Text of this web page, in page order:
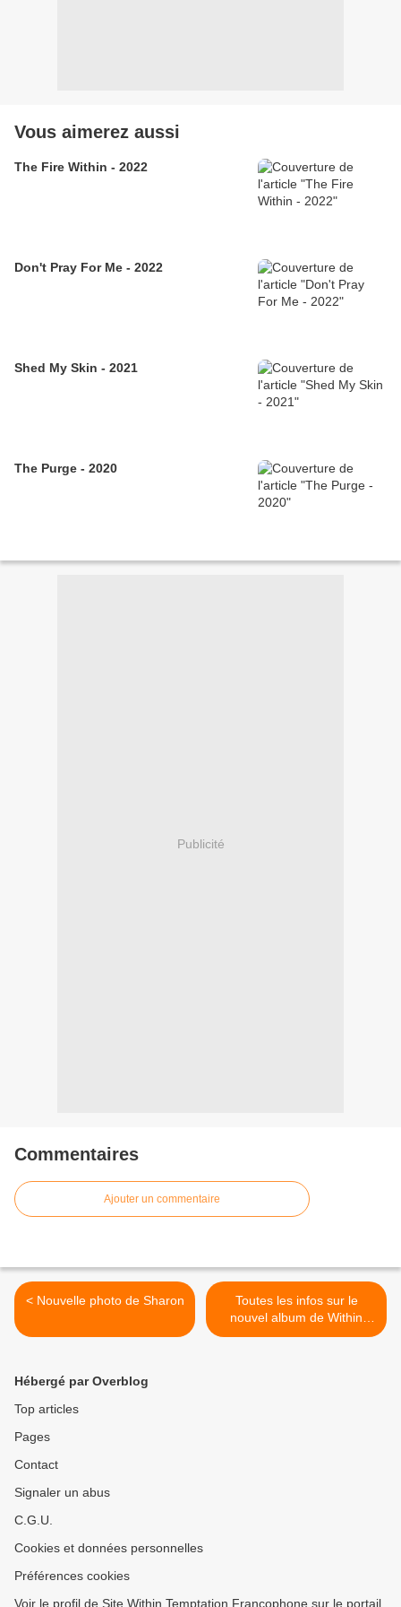
Vous aimerez aussi
The Fire Within - 2022
Don't Pray For Me - 2022
Shed My Skin - 2021
The Purge - 2020
Publicité
Commentaires
Ajouter un commentaire
< Nouvelle photo de Sharon
Toutes les infos sur le
nouvel album de Within
Temptation : Hydra >
Hébergé par Overblog
Top articles
Pages
Contact
Signaler un abus
C.G.U.
Cookies et données personnelles
Préférences cookies
Voir le profil de Site Within Temptation Francophone sur le portail